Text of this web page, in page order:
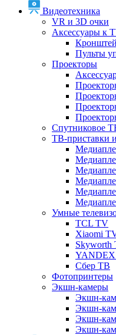
Видеотехника
VR и 3D очки
Аксессуары к
Пульты
Проекторы
Спутниковое
ТВ-приставки
Умные
TCL TV
Xiaomi
Skyworth
Сбер ТВ
Фотопринтеры
Экшн-камеры
Экшн-
Экшн-
Экшн-
Экшн-